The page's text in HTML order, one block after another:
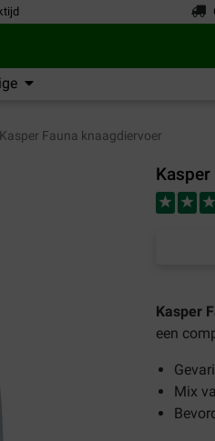
Kasper Fauna knaagdiervoer
Kasper
een
Mix